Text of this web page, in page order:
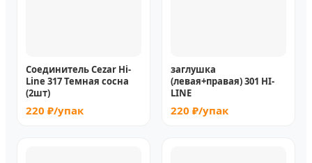
Соединитель Cezar Hi-
Line 317 Темная сосна
(2шт)
220 ₽/упак
заглушка
(левая+правая) 301 HI-
LINE
220 ₽/упак